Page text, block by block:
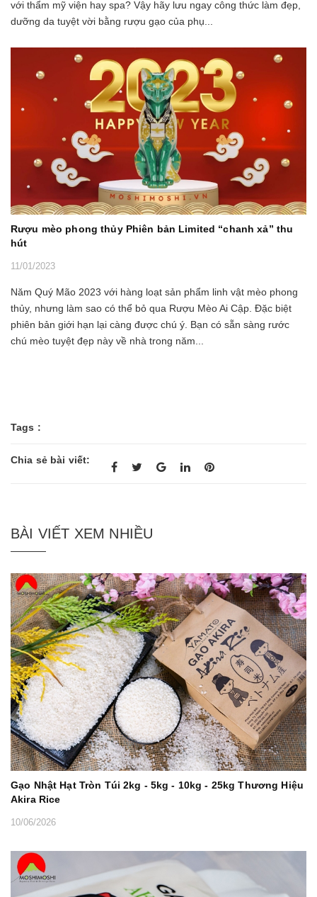
với thẩm mỹ viện hay spa? Vậy hãy lưu ngay công thức làm đẹp,
dưỡng da tuyệt vời bằng rượu gạo của phụ...
Rượu mèo phong thủy Phiên bản Limited “chanh xả” thu
hút
11/01/2023
Năm Quý Mão 2023 với hàng loạt sản phẩm linh vật mèo phong
thủy, nhưng làm sao có thể bỏ qua Rượu Mèo Ai Cập. Đặc biệt
phiên bản giới hạn lại càng được chú ý. Bạn có sẵn sàng rước
chú mèo tuyệt đẹp này về nhà trong năm...
Tags :
Chia sẻ bài viết:
BÀI VIẾT XEM NHIỀU
Gạo Nhật Hạt Tròn Túi 2kg - 5kg - 10kg - 25kg Thương Hiệu
Akira Rice
10/06/2026